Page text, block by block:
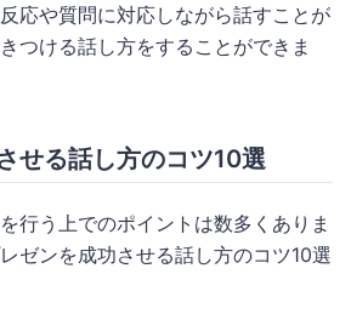
応や質問に対応しながら話すことが
つける話し方をすることができま
せる話し方のコツ10選
行う上でのポイントは数多くありま
ゼンを成功させる話し方のコツ10選